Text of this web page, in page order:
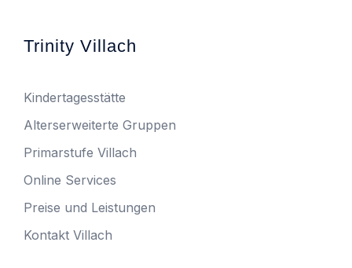
Trinity Villach
Kindertagesstätte
Alterserweiterte Gruppen
Primarstufe Villach
Online Services
Preise und Leistungen
Kontakt Villach